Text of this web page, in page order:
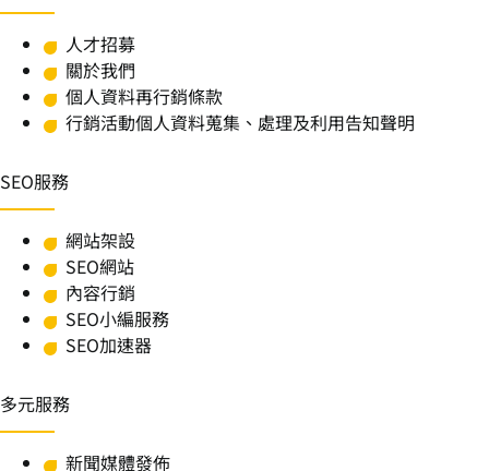
人才招募
關於我們
個人資料再行銷條款
行銷活動個人資料蒐集、處理及利用告知聲明
SEO服務
網站架設
SEO網站
內容行銷
SEO小編服務
SEO加速器
多元服務
新聞媒體發佈